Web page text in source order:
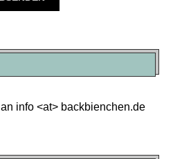
info <at> backbienchen.de